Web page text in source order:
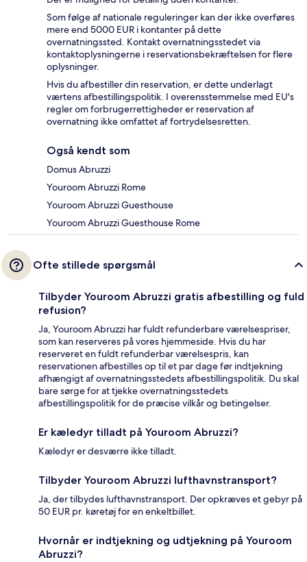
Som følge af nationale reguleringer kan der ikke overføres
mere end 5000 EUR i kontanter på dette
overnatningssted. Kontakt overnatningsstedet via
kontaktoplysningerne i reservationsbekræftelsen for flere
oplysninger.
Hvis du afbestiller din reservation, er dette underlagt
værtens afbestillingspolitik. I overensstemmelse med EU's
regler om forbrugerrettigheder er reservation af
overnatning ikke omfattet af fortrydelsesretten.
Også kendt som
Domus Abruzzi
Youroom Abruzzi Rome
Youroom Abruzzi Guesthouse
Youroom Abruzzi Guesthouse Rome
Ofte stillede spørgsmål
Tilbyder Youroom Abruzzi gratis afbestilling og fuld
refusion?
Ja, Youroom Abruzzi har fuldt refunderbare værelsespriser,
som kan reserveres på vores hjemmeside. Hvis du har
reserveret en fuldt refunderbar værelsespris, kan
reservationen afbestilles op til et par dage før indtjekning
afhængigt af overnatningsstedets afbestillingspolitik. Du skal
bare sørge for at tjekke overnatningsstedets
afbestillingspolitik for de præcise vilkår og betingelser.
Er kæledyr tilladt på Youroom Abruzzi?
Kæledyr er desværre ikke tilladt.
Tilbyder Youroom Abruzzi lufthavnstransport?
Ja, der tilbydes lufthavnstransport. Der opkræves et gebyr på
50 EUR pr. køretøj for en enkeltbillet.
Hvornår er indtjekning og udtjekning på Youroom
Abruzzi?